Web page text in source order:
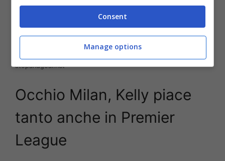
Il Milan segue Kelly, il Bournemouth fissa il prezzo (Ansa foto) –
stopandgoal.net
Occhio Milan, Kelly piace
tanto anche in Premier
League
Consent
Manage options